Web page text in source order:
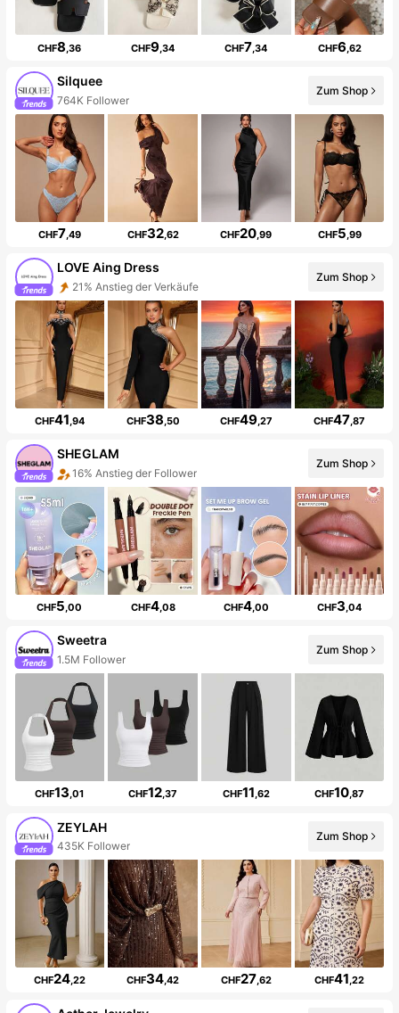
CHF8,36 CHF9,34 CHF7,34 CHF6,62
Silquee
764K Follower
Zum Shop
CHF7,49 CHF32,62 CHF20,99 CHF5,99
LOVE Aing Dress
21% Anstieg der Verkäufe
Zum Shop
CHF41,94 CHF38,50 CHF49,27 CHF47,87
SHEGLAM
16% Anstieg der Follower
Zum Shop
CHF5,00 CHF4,08 CHF4,00 CHF3,04
Sweetra
1.5M Follower
Zum Shop
CHF13,01 CHF12,37 CHF11,62 CHF10,87
ZEYLAH
435K Follower
Zum Shop
CHF24,22 CHF34,42 CHF27,62 CHF41,22